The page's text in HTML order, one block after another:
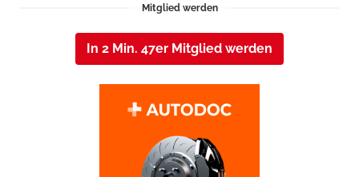
Mitglied werden
In 2 Min. 47er Mitglied werden